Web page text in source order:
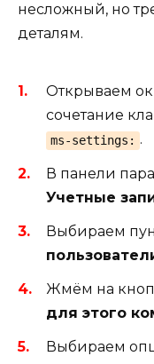
несложный, но
деталям.
Открываем
сочетание
ms-settings: .
В панели
Учетные
Выбираем
Жмём на
для этого
Выбираем